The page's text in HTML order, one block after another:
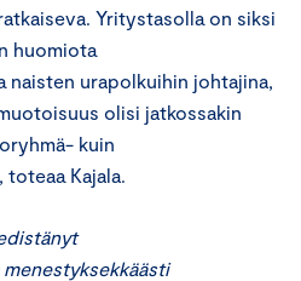
Yritystasolla on siksi
huomiota
urapolkuihin johtajina,
olisi jatkossakin
kuin
Kajala.